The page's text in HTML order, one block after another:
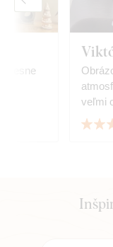
presne
veľmi